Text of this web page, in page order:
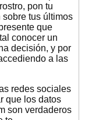
pon tu
tus últimos
que
conocer un
decisión, y por
a las
redes sociales
que los datos
son verdaderos